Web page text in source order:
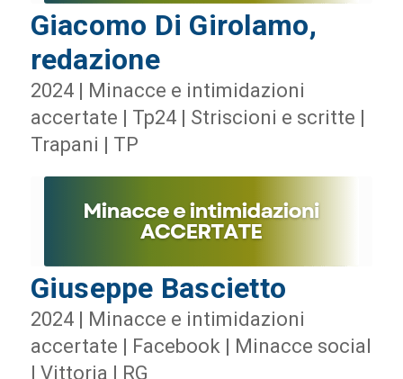
Giacomo Di Girolamo,
redazione
2024 | Minacce e intimidazioni
accertate | Tp24 | Striscioni e scritte |
Trapani | TP
Giuseppe Bascietto
2024 | Minacce e intimidazioni
accertate | Facebook | Minacce social
| Vittoria | RG